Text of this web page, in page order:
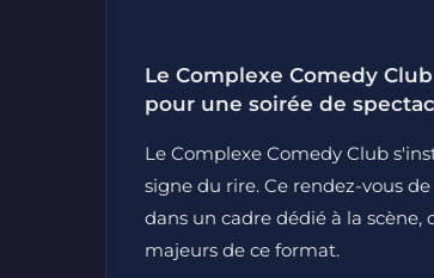
Le Complexe Comedy
pour une soirée de
Le Complexe Comedy Club
signe du rire. Ce rendez-vous
dans un cadre dédié à la
majeurs de ce format.